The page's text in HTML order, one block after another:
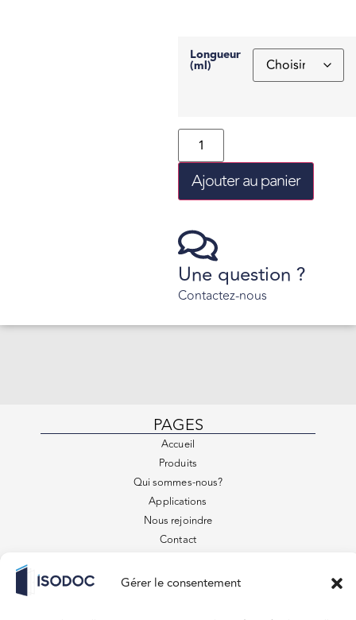
Gérer le consentement
Longueur
(ml)
Ajouter au panier
Une question ?
Contactez-nous
PAGES
Accueil
Produits
Qui sommes-nous?
Applications
Nous rejoindre
Contact
Conditions générales de vente
VENEZ VISITER